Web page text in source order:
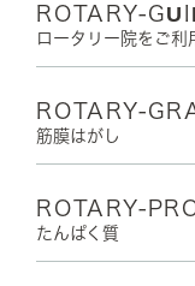
ROTARY-
ロータリー院をご利
ROTARY-
筋膜はがし
ROTARY-
たんぱく質